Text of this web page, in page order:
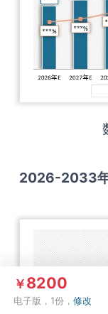
2026-2033
￥8200
电子版，1份，修改